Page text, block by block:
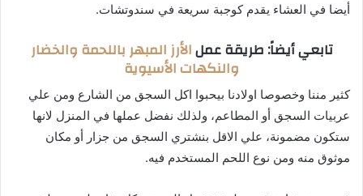
أيضا في العشاء يقدم كوجبة سريعة في سندوتشات.
تابعي أيضاً: طريقة عملالأرز المبهر باللحمة والخضار
والنكهات الأسيوية
كثير مننا وخصوصا اولادنا بيحبوا اكل السجق من الشارع ومن علي
عربيات السجق أو المطاعم، ولذلك نفضل عملها في المنزل لانها
ستكون مضمونة، علي الاقل بنشتري السجق من جزار أو مكان
موثوق منه ومن نوع اللحم المستخدم فيه.